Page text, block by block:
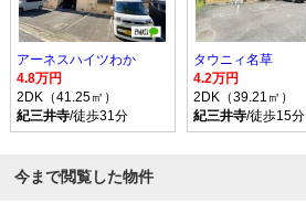
アーネスハイツわか
4.8万円
2DK（41.25㎡）
紀三井寺/徒歩31分
タウニィ名草
4.2万円
2DK（39.21㎡）
紀三井寺/徒歩15分
今まで閲覧した物件